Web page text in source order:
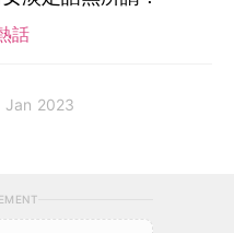
話
Jan 2023